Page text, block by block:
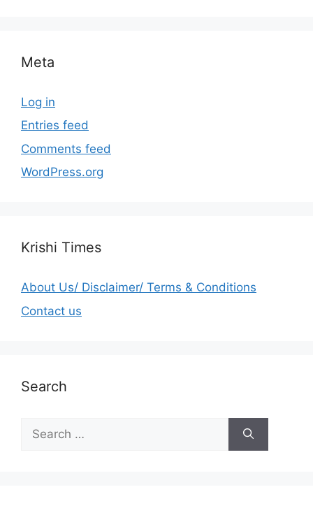
Meta
Log in
Entries feed
Comments feed
WordPress.org
Krishi Times
About Us/ Disclaimer/ Terms & Conditions
Contact us
Search